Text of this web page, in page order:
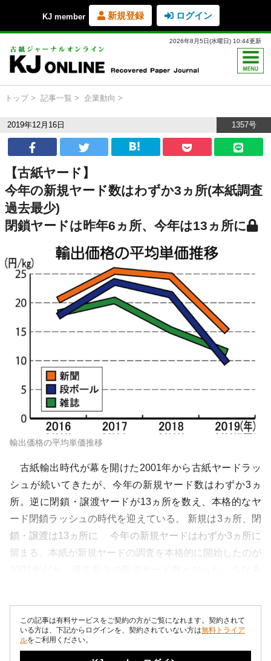
KJ member 新規登録 ログイン
2026年8月5日(水曜日) 10:44更新
トップ 記事一覧 企業動向
2019年12月16日 1357号
【古紙ヤード】
今年の新規ヤード数はわずか3ヵ所(本紙調査
過去最少)
閉鎖ヤードは昨年6ヵ所、今年は13ヵ所に
輸出価格の平均単価推移
古紙輸出時代が幕を開けた2001年から古紙ヤードラッ
シュが続いてきたが、今年の新規ヤード数はわずか3ヵ
所。逆に閉鎖・譲渡ヤードが13ヵ所を数え、本格的なヤ
ード閉鎖ラッシュの時代を迎えている。 新規は3ヵ所、閉
鎖・譲渡は13ヵ所に 今年の新規ヤードはわずか3ヵ所に
留まる。本紙が新規ヤードの調査を本格的に開始したのが
この記事は有料サービスをご契約の方がご覧になれます。契約されて
いる方は、下記からログインを、契約されていない方は無料トライア
ルをご利用ください。